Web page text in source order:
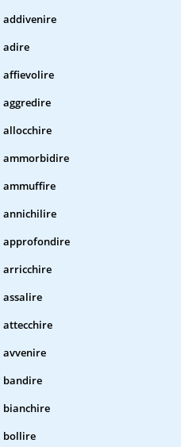
addivenire
adire
affievolire
aggredire
allocchire
ammorbidire
ammuffire
annichilire
approfondire
arricchire
assalire
attecchire
avvenire
bandire
bianchire
bollire